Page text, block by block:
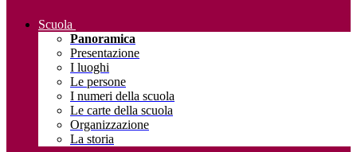
Scuola
Panoramica
Presentazione
I luoghi
Le persone
I numeri della scuola
Le carte della scuola
Organizzazione
La storia